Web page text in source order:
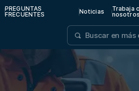
PREGUNTAS
FRECUENTES
Noticias
Trabaja
nosotros